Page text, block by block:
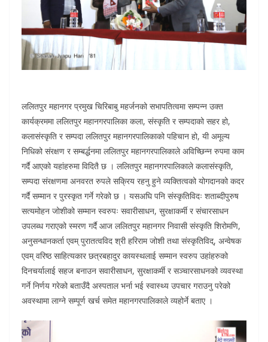
ललितपुर महानगर प्रमुख चिरिबाबु महर्जनको सभापतित्वमा सम्पन्न उक्त
कार्यक्रममा ललितपुर महानगरपालिका कला, संस्कृति र सम्पदाको सहर हो,
कलासंस्कृति र सम्पदा ललितपुर महानगरपालिकाको पहिचान हो, यी अमूल्य
निधिको संरक्षण र सम्बर्द्धनमा ललितपुर महानगरपालिकाले अविच्छिन्न रुपमा काम
गर्दै आएको यहांहरुमा विदितै छ । ललितपुर महानगरपालिकाले कलासंस्कृति,
सम्पदा संरक्षणमा अनवरत रुपले सक्रिय रहनु हुने व्यक्तित्वको योगदानको कदर
गर्दै सम्मान र पुरस्कृत गर्ने गरेको छ । यसअघि पनि संस्कृतिविदः शताब्दीपुरुष
सत्यमोहन जोशीको सम्मान स्वरुपः सवारीसाधन, सुरक्षाकर्मी र संचारसाधन
उपलब्ध गराएको स्मरण गर्दै आज ललितपुर महानगर निवासी संस्कृति शिरोमणि,
अनुसन्धानकर्ता एवम् पुरातत्वविद श्री हरिराम जोशी तथा संस्कृतिविद्, अन्वेषक
एवम् वरिष्ठ साहित्यकार छत्रबहादुर कायस्थलाई सम्मान स्वरुप उहांहरुको
दिनचर्यालाई सहज बनाउन सवारीसाधन, सुरक्षाकर्मी र सञ्चारसाधनको व्यवस्था
गर्ने निर्णय गरेको बताउँदै अस्पताल भर्ना भई स्वास्थ्य उपचार गराउनु परेको
अवस्थामा लाग्ने सम्पूर्ण खर्च समेत महानगरपालिकाले व्यहोर्ने बताए ।